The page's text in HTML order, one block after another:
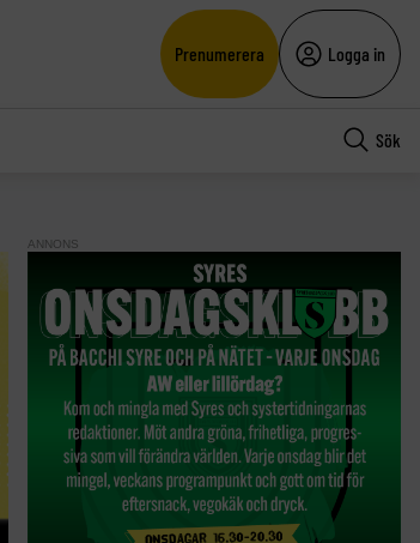
Prenumerera Logga in
Sök
ANNONS